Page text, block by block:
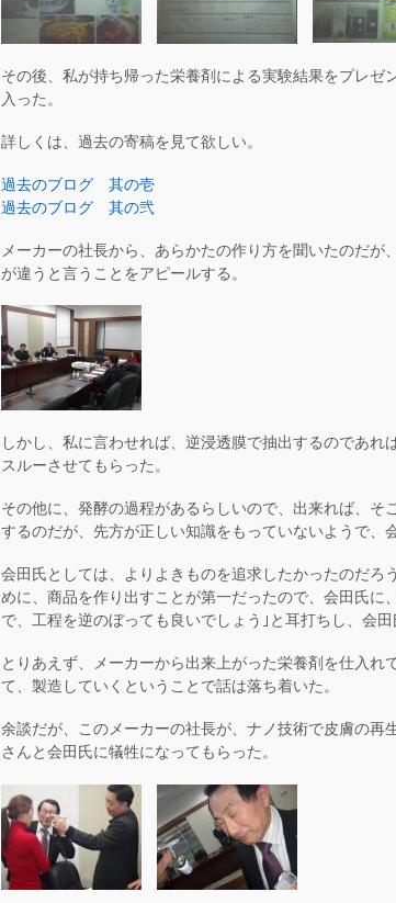
その後、私が持ち帰った栄養剤による実験結果をプレゼ
入った。
詳しくは、過去の寄稿を見て欲しい。
過去のブログ 其の壱
過去のブログ 其の弐
メーカーの社長から、あらかたの作り方を聞いたのだ
が違うと言うことをアピールする。
しかし、私に言わせれば、逆浸透膜で抽出するのであ
スルーさせてもらった。
その他に、発酵の過程があるらしいので、出来れば、そ
するのだが、先方が正しい知識をもっていないようで、
会田氏としては、よりよきものを追求したかったのだろ
めに、商品を作り出すことが第一だったので、会田氏に
で、工程を逆のぼっても良いでしょう｣と耳打ちし、会田
とりあえず、メーカーから出来上がった栄養剤を仕入れ
て、製造していくということで話は落ち着いた。
余談だが、このメーカーの社長が、ナノ技術で皮膚の再
さんと会田氏に犠牲になってもらった。